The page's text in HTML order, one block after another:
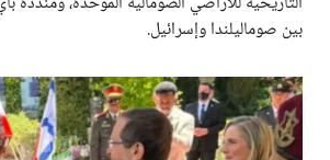
بين صوماليلندا وإسرائيل.